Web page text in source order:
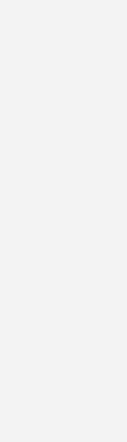
Abmeldung ist
Daten finden Sie
ohne